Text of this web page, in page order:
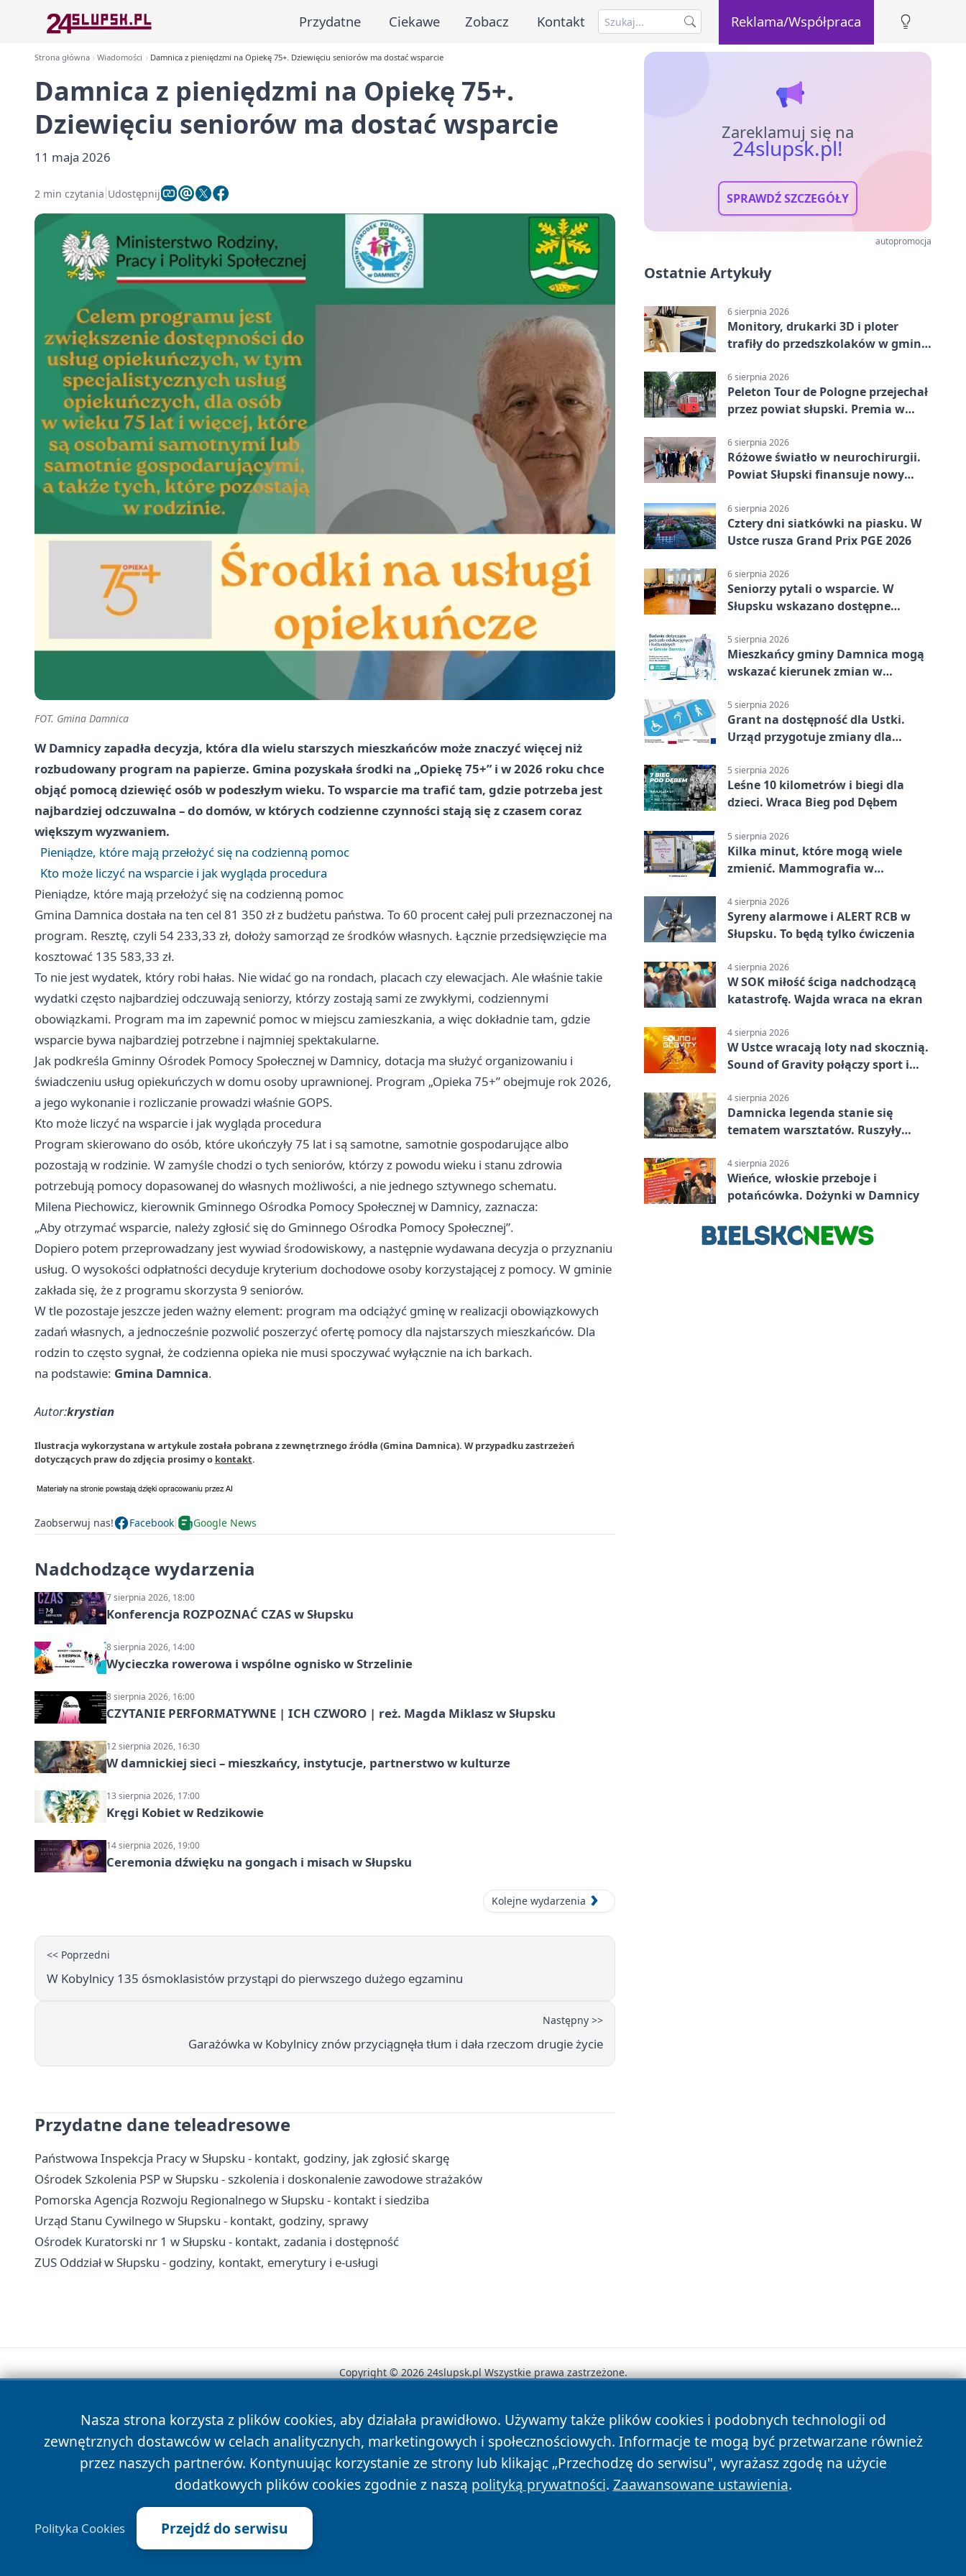
Przydatne Ciekawe Zobacz Kontakt Reklama/Współpraca
Strona główna Wiadomości Damnica z pieniędzmi na Opiekę 75+. Dziewięciu seniorów ma dostać wsparcie
Damnica z pieniędzmi na Opiekę 75+.
Dziewięciu seniorów ma dostać wsparcie
11 maja 2026
2 min czytania Udostępnij
FOT. Gmina Damnica
W Damnicy zapadła decyzja, która dla wielu starszych mieszkańców może znaczyć więcej niż
rozbudowany program na papierze. Gmina pozyskała środki na „Opiekę 75+” i w 2026 roku chce
objąć pomocą dziewięć osób w podeszłym wieku. To wsparcie ma trafić tam, gdzie potrzeba jest
najbardziej odczuwalna – do domów, w których codzienne czynności stają się z czasem coraz
większym wyzwaniem.
Pieniądze, które mają przełożyć się na codzienną pomoc
Kto może liczyć na wsparcie i jak wygląda procedura
Pieniądze, które mają przełożyć się na codzienną pomoc
Gmina Damnica dostała na ten cel 81 350 zł z budżetu państwa. To 60 procent całej puli przeznaczonej na
program. Resztę, czyli 54 233,33 zł, dołoży samorząd ze środków własnych. Łącznie przedsięwzięcie ma
kosztować 135 583,33 zł.
To nie jest wydatek, który robi hałas. Nie widać go na rondach, placach czy elewacjach. Ale właśnie takie
wydatki często najbardziej odczuwają seniorzy, którzy zostają sami ze zwykłymi, codziennymi
obowiązkami. Program ma im zapewnić pomoc w miejscu zamieszkania, a więc dokładnie tam, gdzie
wsparcie bywa najbardziej potrzebne i najmniej spektakularne.
Jak podkreśla Gminny Ośrodek Pomocy Społecznej w Damnicy, dotacja ma służyć organizowaniu i
świadczeniu usług opiekuńczych w domu osoby uprawnionej. Program „Opieka 75+” obejmuje rok 2026,
a jego wykonanie i rozliczanie prowadzi właśnie GOPS.
Kto może liczyć na wsparcie i jak wygląda procedura
Program skierowano do osób, które ukończyły 75 lat i są samotne, samotnie gospodarujące albo
pozostają w rodzinie. W zamyśle chodzi o tych seniorów, którzy z powodu wieku i stanu zdrowia
potrzebują pomocy dopasowanej do własnych możliwości, a nie jednego sztywnego schematu.
Milena Piechowicz, kierownik Gminnego Ośrodka Pomocy Społecznej w Damnicy, zaznacza:
„Aby otrzymać wsparcie, należy zgłosić się do Gminnego Ośrodka Pomocy Społecznej”.
Dopiero potem przeprowadzany jest wywiad środowiskowy, a następnie wydawana decyzja o przyznaniu
usług. O wysokości odpłatności decyduje kryterium dochodowe osoby korzystającej z pomocy. W gminie
zakłada się, że z programu skorzysta 9 seniorów.
W tle pozostaje jeszcze jeden ważny element: program ma odciążyć gminę w realizacji obowiązkowych
zadań własnych, a jednocześnie pozwolić poszerzyć ofertę pomocy dla najstarszych mieszkańców. Dla
rodzin to często sygnał, że codzienna opieka nie musi spoczywać wyłącznie na ich barkach.
na podstawie: Gmina Damnica.
Autor:krystian
Ilustracja wykorzystana w artykule została pobrana z zewnętrznego źródła (Gmina Damnica). W przypadku zastrzeżeń
dotyczących praw do zdjęcia prosimy o kontakt.
Zaobserwuj nas! Facebook Google News
Nadchodzące wydarzenia
7 sierpnia 2026, 18:00
Konferencja ROZPOZNAĆ CZAS w Słupsku
8 sierpnia 2026, 14:00
Wycieczka rowerowa i wspólne ognisko w Strzelinie
8 sierpnia 2026, 16:00
CZYTANIE PERFORMATYWNE | ICH CZWORO | reż. Magda Miklasz w Słupsku
12 sierpnia 2026, 16:30
W damnickiej sieci – mieszkańcy, instytucje, partnerstwo w kulturze
13 sierpnia 2026, 17:00
Kręgi Kobiet w Redzikowie
14 sierpnia 2026, 19:00
Ceremonia dźwięku na gongach i misach w Słupsku
Kolejne wydarzenia
<< Poprzedni
W Kobylnicy 135 ósmoklasistów przystąpi do pierwszego dużego egzaminu
Następny >>
Garażówka w Kobylnicy znów przyciągnęła tłum i dała rzeczom drugie życie
Przydatne dane teleadresowe
Państwowa Inspekcja Pracy w Słupsku - kontakt, godziny, jak zgłosić skargę
Ośrodek Szkolenia PSP w Słupsku - szkolenia i doskonalenie zawodowe strażaków
Pomorska Agencja Rozwoju Regionalnego w Słupsku - kontakt i siedziba
Urząd Stanu Cywilnego w Słupsku - kontakt, godziny, sprawy
Ośrodek Kuratorski nr 1 w Słupsku - kontakt, zadania i dostępność
ZUS Oddział w Słupsku - godziny, kontakt, emerytury i e-usługi
Zareklamuj się na
24slupsk.pl!
SPRAWDŹ SZCZEGÓŁY
autopromocja
Ostatnie Artykuły
6 sierpnia 2026
Monitory, drukarki 3D i ploter
trafiły do przedszkolaków w gminie
6 sierpnia 2026
Peleton Tour de Pologne przejechał
przez powiat słupski. Premia w
6 sierpnia 2026
Różowe światło w neurochirurgii.
Powiat Słupski finansuje nowy
6 sierpnia 2026
Cztery dni siatkówki na piasku. W
Ustce rusza Grand Prix PGE 2026
6 sierpnia 2026
Seniorzy pytali o wsparcie. W
Słupsku wskazano dostępne
5 sierpnia 2026
Mieszkańcy gminy Damnica mogą
wskazać kierunek zmian w
5 sierpnia 2026
Grant na dostępność dla Ustki.
Urząd przygotuje zmiany dla
5 sierpnia 2026
Leśne 10 kilometrów i biegi dla
dzieci. Wraca Bieg pod Dębem
5 sierpnia 2026
Kilka minut, które mogą wiele
zmienić. Mammografia w
4 sierpnia 2026
Syreny alarmowe i ALERT RCB w
Słupsku. To będą tylko ćwiczenia
4 sierpnia 2026
W SOK miłość ściga nadchodzącą
katastrofę. Wajda wraca na ekran
4 sierpnia 2026
W Ustce wracają loty nad skocznią.
Sound of Gravity połączy sport i
4 sierpnia 2026
Damnicka legenda stanie się
tematem warsztatów. Ruszyły
4 sierpnia 2026
Wieńce, włoskie przeboje i
potańcówka. Dożynki w Damnicy
Nasza strona korzysta z plików cookies, aby działała prawidłowo. Używamy także plików cookies i podobnych technologii od
zewnętrznych dostawców w celach analitycznych, marketingowych i społecznościowych. Informacje te mogą być przetwarzane również
przez naszych partnerów. Kontynuując korzystanie ze strony lub klikając „Przechodzę do serwisu", wyrażasz zgodę na użycie
dodatkowych plików cookies zgodnie z naszą polityką prywatności. Zaawansowane ustawienia.
Polityka Cookies Przejdź do serwisu
Copyright © 2026 24slupsk.pl Wszystkie prawa zastrzeżone.
News Autorzy Polityka Prywatności Polityka Cookies